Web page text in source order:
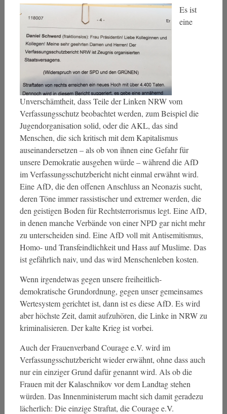
Es ist
eine
Unverschämtheit, dass Teile der Linken NRW vom
Verfassungsschutz beobachtet werden, zum Beispiel die
Jugendorganisation solid, oder die AKL, das sind
Menschen, die sich kritisch mit dem Kapitalismus
auseinandersetzen – als ob von ihnen eine Gefahr für
unsere Demokratie ausgehen würde – während die AfD
im Verfassungsschutzbericht nicht einmal erwähnt wird.
Eine AfD, die den offenen Anschluss an Neonazis sucht,
deren Töne immer rassistischer und extremer werden, die
den geistigen Boden für Rechtsterrorismus legt. Eine AfD,
in denen manche Verbände von einer NPD gar nicht mehr
zu unterscheiden sind. Eine AfD voll mit Antisemitismus,
Homo- und Transfeindlichkeit und Hass auf Muslime. Das
ist gefährlich naiv, und das wird Menschenleben kosten.
Wenn irgendetwas gegen unsere freiheitlich-
demokratische Grundordnung, gegen unser gemeinsames
Wertesystem gerichtet ist, dann ist es diese AfD. Es wird
aber höchste Zeit, damit aufzuhören, die Linke in NRW zu
kriminalisieren. Der kalte Krieg ist vorbei.
Auch der Frauenverband Courage e.V. wird im
Verfassungsschutzbericht wieder erwähnt, ohne dass auch
nur ein einziger Grund dafür genannt wird. Als ob die
Frauen mit der Kalaschnikov vor dem Landtag stehen
würden. Das Innenministerum macht sich damit geradezu
lächerlich: Die einzige Straftat, die Courage e.V.